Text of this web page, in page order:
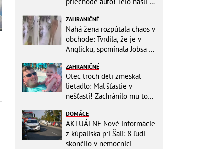
ZAHRANIČNÉ
Nahá žena rozpútala chaos v
obchode: Tvrdila, že je v
Anglicku, spomínala Jobsa aj
ZAHRANIČNÉ
Otec troch detí zmeškal
lietadlo: Mal šťastie v
nešťastí! Zachránilo mu to
DOMÁCE
AKTUÁLNE Nové informácie
z kúpaliska pri Šali: 8 ľudí
skončilo v nemocnici